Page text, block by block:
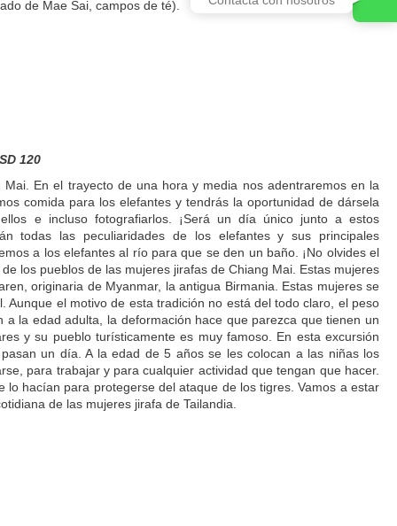
de Mae Sai, campos de té).
120
En el trayecto de una hora y media nos adentraremos en la
comida para los elefantes y tendrás la oportunidad de dársela
e incluso fotografiarlos. ¡Será un día único junto a estos
todas las peculiaridades de los elefantes y sus principales
a los elefantes al río para que se den un baño. ¡No olvides el
los pueblos de las mujeres jirafas de Chiang Mai. Estas mujeres
originaria de Myanmar, la antigua Birmania. Estas mujeres se
el motivo de esta tradición no está del todo claro, el peso
la edad adulta, la deformación hace que parezca que tienen un
y su pueblo turísticamente es muy famoso. En esta excursión
un día. A la edad de 5 años se les colocan a las niñas los
para trabajar y para cualquier actividad que tengan que hacer.
hacían para protegerse del ataque de los tigres. Vamos a estar
de las mujeres jirafa de Tailandia.